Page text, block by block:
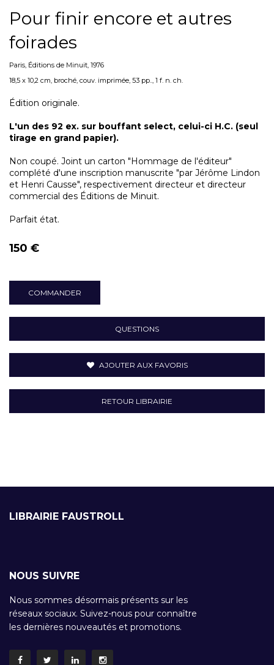
Pour finir encore et autres
foirades
Paris, Éditions de Minuit, 1976
18,5 x 10,2 cm, broché, couv. imprimée, 53 pp.., 1 f. n. ch.
Édition originale.
L'un des 92 ex. sur bouffant select, celui-ci H.C. (seul
tirage en grand papier).
Non coupé. Joint un carton "Hommage de l'éditeur"
complété d'une inscription manuscrite "par Jérôme Lindon
et Henri Causse", respectivement directeur et directeur
commercial des Éditions de Minuit.
Parfait état.
150 €
COMMANDER
QUESTIONS
AJOUTER AUX FAVORIS
RETOUR LIBRAIRIE
LIBRAIRIE FAUSTROLL
NOUS SUIVRE
Nous sommes désormais présents sur les
réseaux sociaux. Suivez-nous pour connaître
les dernières nouveautés et promotions.